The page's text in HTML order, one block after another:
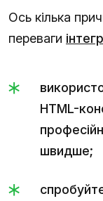
Ось кілька
переваги
HTML-
швидше;